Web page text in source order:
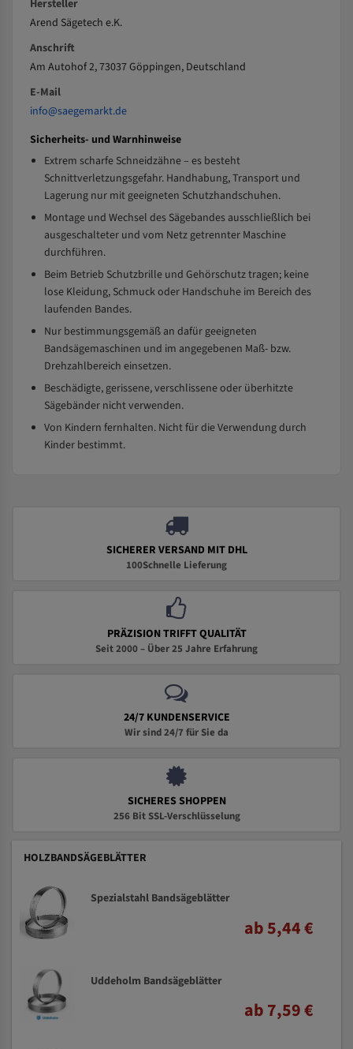
Hersteller
Arend Sägetech e.K.
Anschrift
Am Autohof 2, 73037 Göppingen, Deutschland
E-Mail
info@saegemarkt.de
Sicherheits- und Warnhinweise
Extrem scharfe Schneidzähne – es besteht
Schnittverletzungsgefahr. Handhabung, Transport und
Lagerung nur mit geeigneten Schutzhandschuhen.
Montage und Wechsel des Sägebandes ausschließlich bei
ausgeschalteter und vom Netz getrennter Maschine
durchführen.
Beim Betrieb Schutzbrille und Gehörschutz tragen; keine
lose Kleidung, Schmuck oder Handschuhe im Bereich des
laufenden Bandes.
Nur bestimmungsgemäß an dafür geeigneten
Bandsägemaschinen und im angegebenen Maß- bzw.
Drehzahlbereich einsetzen.
Beschädigte, gerissene, verschlissene oder überhitzte
Sägebänder nicht verwenden.
Von Kindern fernhalten. Nicht für die Verwendung durch
Kinder bestimmt.
SICHERER VERSAND MIT DHL
100Schnelle Lieferung
PRÄZISION TRIFFT QUALITÄT
Seit 2000 – Über 25 Jahre Erfahrung
24/7 KUNDENSERVICE
Wir sind 24/7 für Sie da
SICHERES SHOPPEN
256 Bit SSL-Verschlüsselung
HOLZBANDSÄGEBLÄTTER
Spezialstahl Bandsägeblätter
ab 5,44 €
Uddeholm Bandsägeblätter
ab 7,59 €